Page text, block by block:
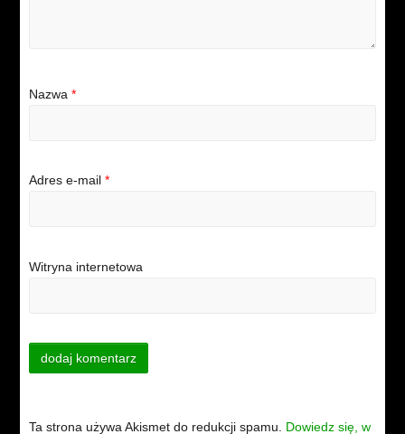
Nazwa *
Adres e-mail *
Witryna internetowa
Ta strona używa Akismet do redukcji spamu. Dowiedz się, w